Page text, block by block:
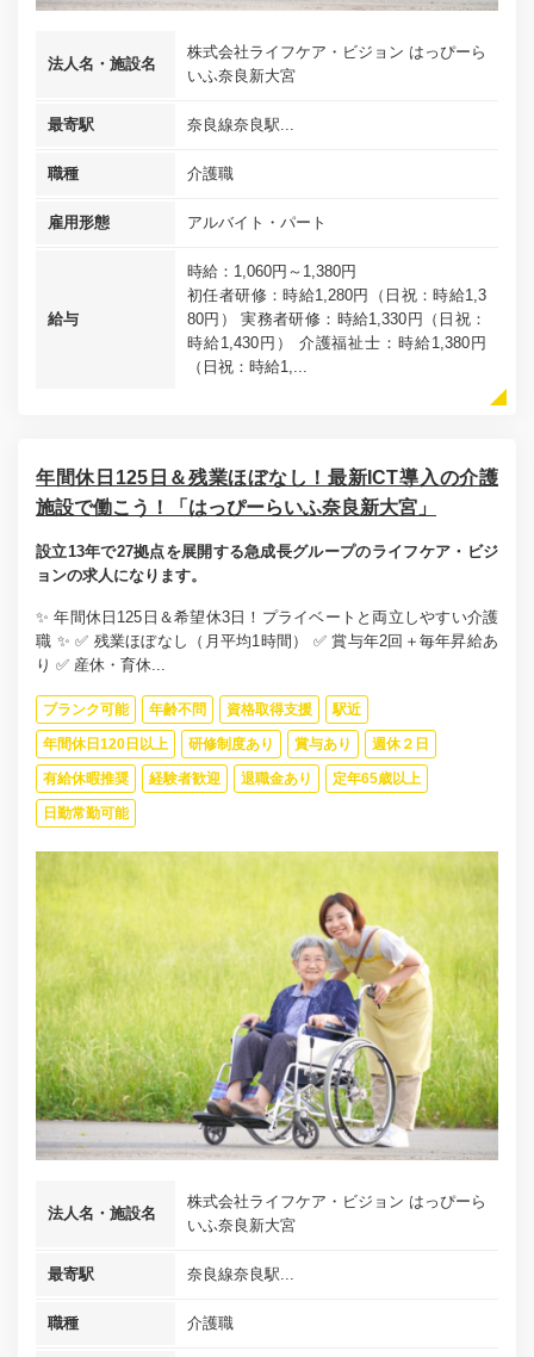
法人名・施設名
株式会社ライフケア・ビジョン はっぴーら
いふ奈良新大宮
最寄駅 奈良線奈良駅...
職種 介護職
雇用形態 アルバイト・パート
給与
時給：1,060円～1,380円
初任者研修：時給1,280円（日祝：時給1,3
80円） 実務者研修：時給1,330円（日祝：
時給1,430円） 介護福祉士：時給1,380円
（日祝：時給1,...
年間休日125日＆残業ほぼなし！最新ICT導入の介護
施設で働こう！「はっぴーらいふ奈良新大宮」
設立13年で27拠点を展開する急成長グループのライフケア・ビジ
ョンの求人になります。
✨ 年間休日125日＆希望休3日！プライベートと両立しやすい介護
職 ✨ ✅ 残業ほぼなし（月平均1時間） ✅ 賞与年2回＋毎年昇給あ
り ✅ 産休・育休...
ブランク可能 年齢不問 資格取得支援 駅近
年間休日120日以上 研修制度あり 賞与あり 週休２日
有給休暇推奨 経験者歓迎 退職金あり 定年65歳以上
日勤常勤可能
法人名・施設名
株式会社ライフケア・ビジョン はっぴーら
いふ奈良新大宮
最寄駅 奈良線奈良駅...
職種 介護職